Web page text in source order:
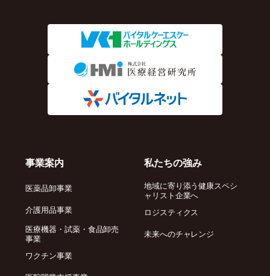
事業案内
医薬品卸事業
介護用品事業
医療機器・試薬・食品卸売
事業
ワクチン事業
私たちの強み
地域に寄り添う健康スペシ
ャリスト企業へ
ロジスティクス
未来へのチャレンジ